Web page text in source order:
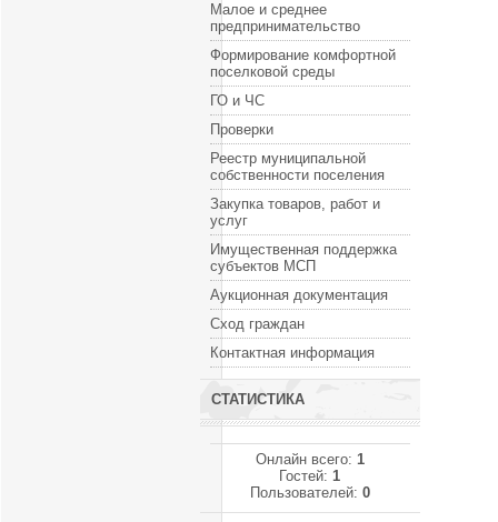
Малое и среднее
предпринимательство
Формирование комфортной
поселковой среды
ГО и ЧС
Проверки
Реестр муниципальной
собственности поселения
Закупка товаров, работ и
услуг
Имущественная поддержка
субъектов МСП
Аукционная документация
Сход граждан
Контактная информация
СТАТИСТИКА
Онлайн всего: 1
Гостей:1
Пользователей: 0